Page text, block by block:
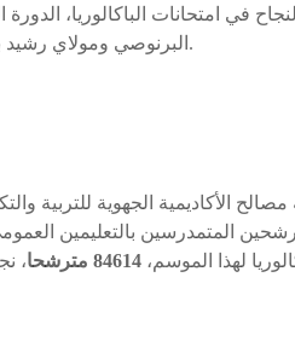
في امتحانات الباكالوريا، الدورة
البرنوصي ومولاي .
الأكاديمية الجهوية للتربية
المتمدرسين بالتعليمين
لهذا الموسم، 84614 مترشحا ،